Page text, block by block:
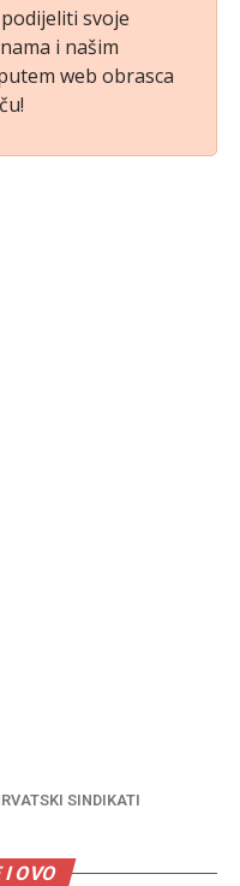
svoje
i našim
web obrasca
SINDIKATI
I OVO